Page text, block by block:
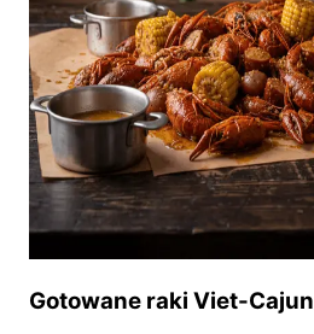
Gotowane raki Viet-Cajun